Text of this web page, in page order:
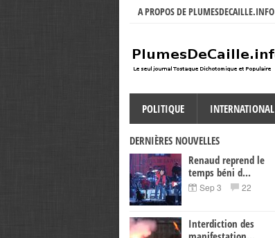
A PROPOS DE PLUMESDECAILLE.INFO
POLITIQUE INTERNATIONAL
DERNIÈRES NOUVELLES
Renaud reprend le
temps béni d...
Sep 3 22
Interdiction des